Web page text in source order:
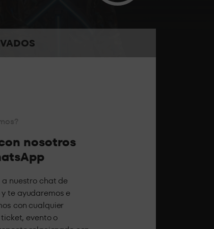
nosotros
a nuestro chat de
te ayudaremos e
con cualquier
evento o
toda la presión del sonido a pie de pista.